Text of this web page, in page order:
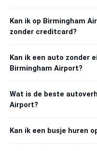
Kan ik op Birmingham
zonder creditcard?
Kan ik een auto zonder
Birmingham Airport?
Wat is de beste
Airport?
Kan ik een busje huren